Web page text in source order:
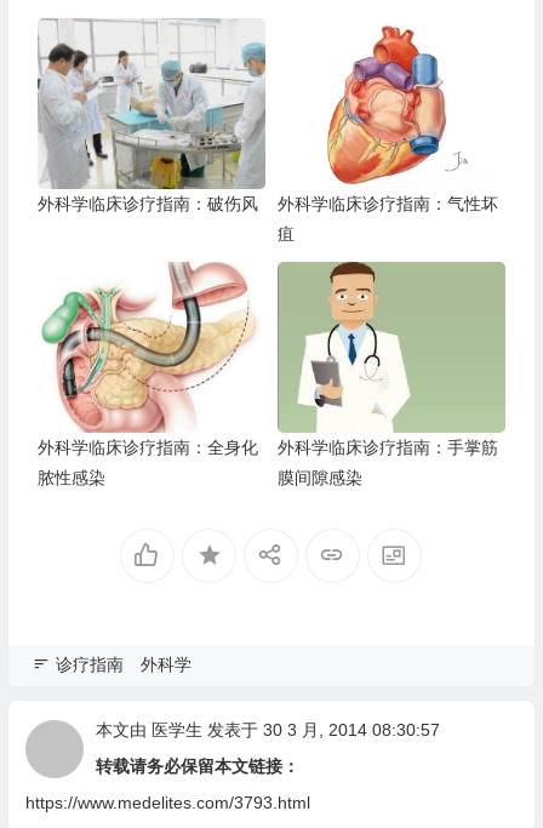
外科学临床诊疗指南：破伤风
外科学临床诊疗指南：气性坏
疽
外科学临床诊疗指南：全身化
脓性感染
外科学临床诊疗指南：手掌筋
膜间隙感染
诊疗指南 外科学
本文由 医学生 发表于 30 3 月, 2014 08:30:57
转载请务必保留本文链接：
https://www.medelites.com/3793.html